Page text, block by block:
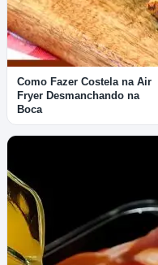
Como Fazer Costela na Air
Fryer Desmanchando na
Boca